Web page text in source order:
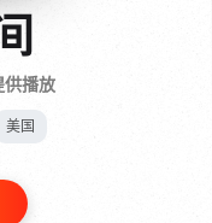
播放
美国